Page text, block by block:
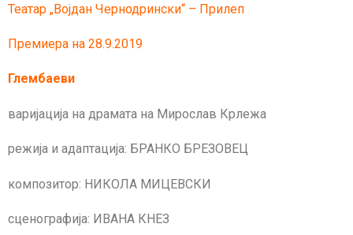
Театар „Војдан Чернодрински“ – Прилеп
Премиера на 28.9.2019
Глембаеви
варијација на драмата на Мирослав Крлежа
режија и адаптација: БРАНКО БРЕЗОВЕЦ
композитор: НИКОЛА МИЦЕВСКИ
сценографија: ИВАНА КНЕЗ